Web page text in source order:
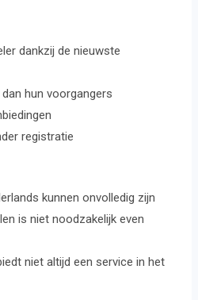
dankzij de nieuwste
hun voorgangers
registratie
kunnen onvolledig zijn
is niet noodzakelijk even
niet altijd een service in het